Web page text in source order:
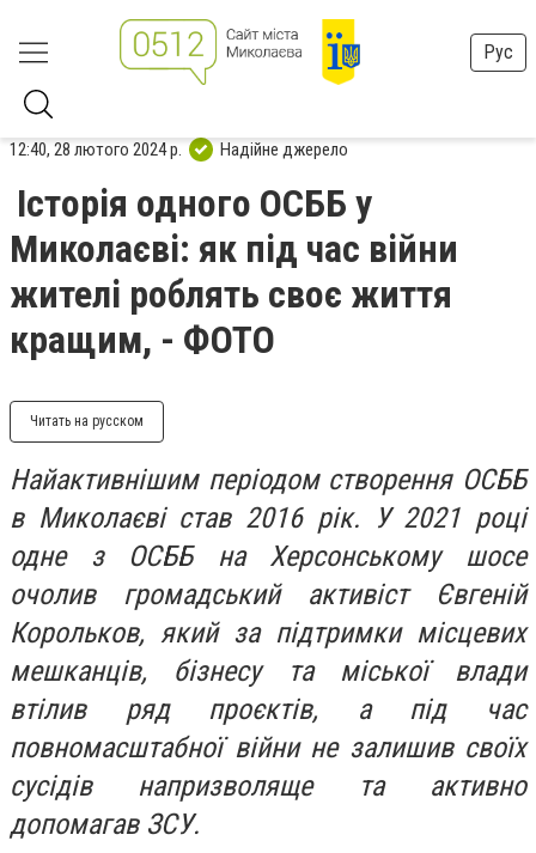
Рус
12:40, 28 лютого 2024 р. Надійне джерело
Історія одного ОСББ у
Миколаєві: як під час війни
жителі роблять своє життя
кращим, - ФОТО
Читать на русском
Найактивнішим періодом створення ОСББ
в Миколаєві став 2016 рік. У 2021 році
одне з ОСББ на Херсонському шосе
очолив громадський активіст Євгеній
Корольков, який за підтримки місцевих
мешканців, бізнесу та міської влади
втілив ряд проєктів, а під час
повномасштабної війни не залишив своїх
сусідів напризволяще та активно
допомагав ЗСУ.